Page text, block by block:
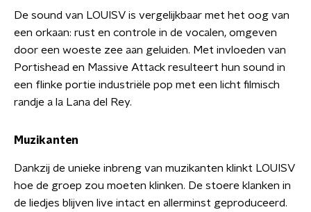
De sound van LOUISV is vergelijkbaar met het oog van
een orkaan: rust en controle in de vocalen, omgeven
door een woeste zee aan geluiden. Met invloeden van
Portishead en Massive Attack resulteert hun sound in
een flinke portie industriële pop met een licht filmisch
randje a la Lana del Rey.
Muzikanten
Dankzij de unieke inbreng van muzikanten klinkt LOUISV
hoe de groep zou moeten klinken. De stoere klanken in
de liedjes blijven live intact en allerminst geproduceerd.